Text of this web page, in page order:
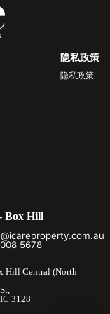
隐私政策
隐私政策
Box Hill
5678
Hill Central (North
3128